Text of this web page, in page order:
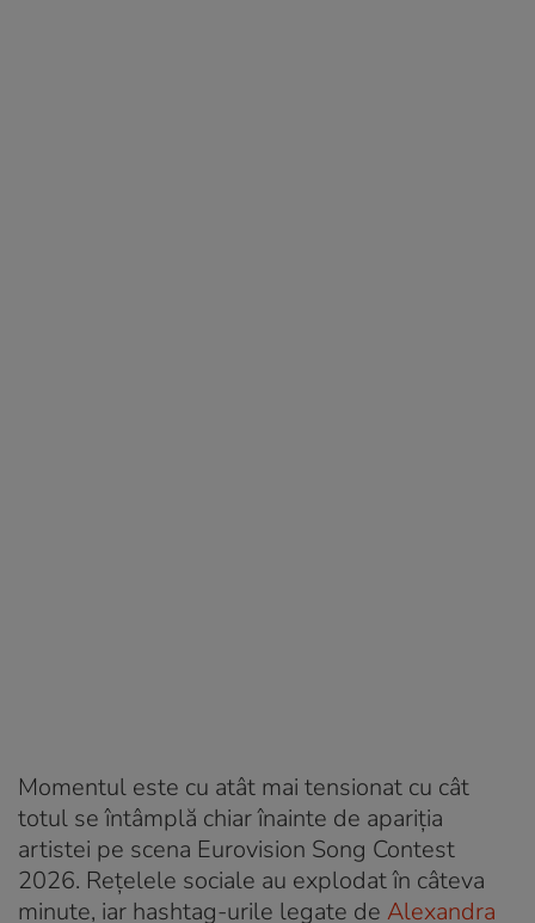
Momentul este cu atât mai tensionat cu cât
totul se întâmplă chiar înainte de apariția
artistei pe scena Eurovision Song Contest
2026. Rețelele sociale au explodat în câteva
minute, iar hashtag-urile legate de Alexandra